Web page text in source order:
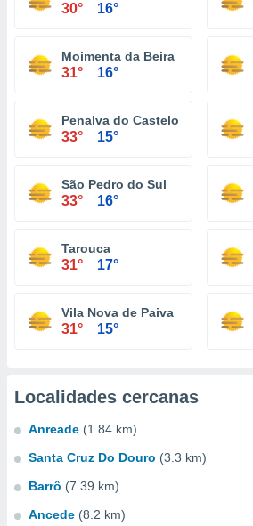
30° 16°
Moimenta da Beira
31° 16°
Penalva do Castelo
33° 15°
São Pedro do Sul
33° 16°
Tarouca
31° 17°
Vila Nova de Paiva
31° 15°
Localidades cercanas
Anreade (1.84 km)
Santa Cruz Do Douro (3.3 km)
Barrô (7.39 km)
Ancede (8.2 km)